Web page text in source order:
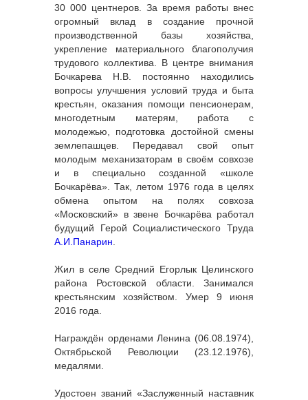
30 000 центнеров. За время работы внес
огромный вклад в создание прочной
производственной базы хозяйства,
укрепление материального благополучия
трудового коллектива. В центре внимания
Бочкарева Н.В. постоянно находились
вопросы улучшения условий труда и быта
крестьян, оказания помощи пенсионерам,
многодетным матерям, работа с
молодежью, подготовка достойной смены
землепашцев. Передавал свой опыт
молодым механизаторам в своём совхозе
и в специально созданной «школе
Бочкарёва». Так, летом 1976 года в целях
обмена опытом на полях совхоза
«Московский» в звене Бочкарёва работал
будущий Герой Социалистического Труда
А.И.Панарин
Жил в селе Средний Егорлык Целинского
района Ростовской области. Занимался
крестьянским хозяйством. Умер 9 июня
2016 года.
Награждён орденами Ленина (06.08.1974),
Октябрьской Революции (23.12.1976),
медалями.
Удостоен званий «Заслуженный наставник